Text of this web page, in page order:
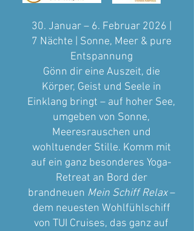
30. Januar – 6. Februar 2026 |
7 Nächte | Sonne, Meer & pure
Entspannung
Gönn dir eine Auszeit, die
Körper, Geist und Seele in
Einklang bringt – auf hoher See,
umgeben von Sonne,
Meeresrauschen und
wohltuender Stille. Komm mit
auf ein ganz besonderes Yoga-
Retreat an Bord der
brandneuen Mein Schiff Relax–
dem neuesten Wohlfühlschiff
von TUI Cruises, das ganz auf